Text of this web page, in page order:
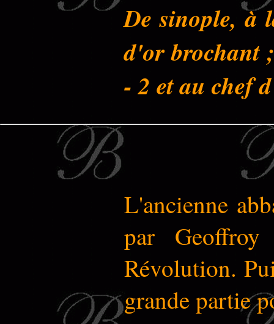
De sinople, à
d'or brochant
- 2 et au chef
L'ancienne
par
Révolution.
grande partie